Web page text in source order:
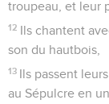
troupeau, et leur
12 Ils chantent
son du hautbois,
13 Ils passent
au Sépulcre en